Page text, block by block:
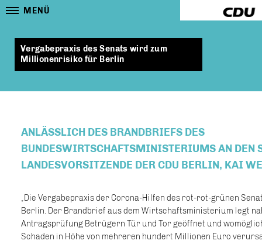
MENÜ
Vergabepraxis des Senats wird zum
Millionenrisiko für Berlin
ANLÄSSLICH DES BRANDBRIEFS DES
BUNDESWIRTSCHAFTSMINISTERIUMS AN DEN
LANDESVORSITZENDE DER CDU BERLIN, KAI
Die Vergabepraxis der Corona-Hilfen des rot-rot-grünen
Berlin. Der Brandbrief aus dem Wirtschaftsministerium legt
Antragsprüfung Betrügern Tür und Tor geöffnet und
Schaden in Höhe von mehreren hundert Millionen Euro